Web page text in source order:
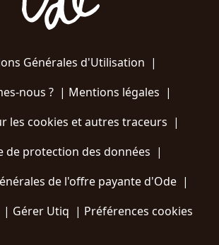
Générales d'Utilisation |
nous ?| Mentions légales |
les cookies et autres traceurs |
de protection des données |
de l'offre payante d'Ode |
| Gérer Utiq | Préférences cookies